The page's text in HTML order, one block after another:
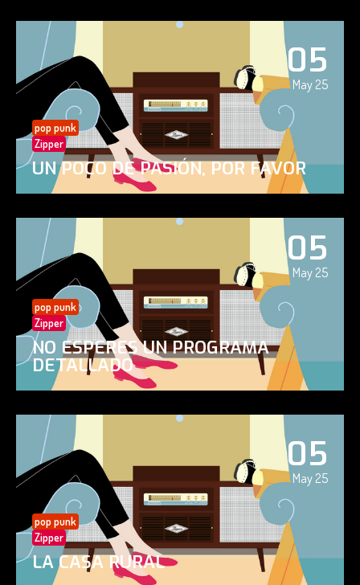
05
May 25
pop punk
Zipper
UN POCO DE PASIÓN, POR FAVOR
05
May 25
pop punk
Zipper
NO ESPERES UN PROGRAMA
DETALLADO
05
May 25
pop punk
Zipper
LA CASA RURAL